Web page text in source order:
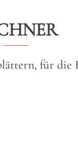
für die